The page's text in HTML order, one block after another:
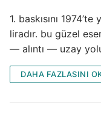
1. baskısını
liradır. bu güzel
— alıntı — uzay
DAHA FAZLASINI